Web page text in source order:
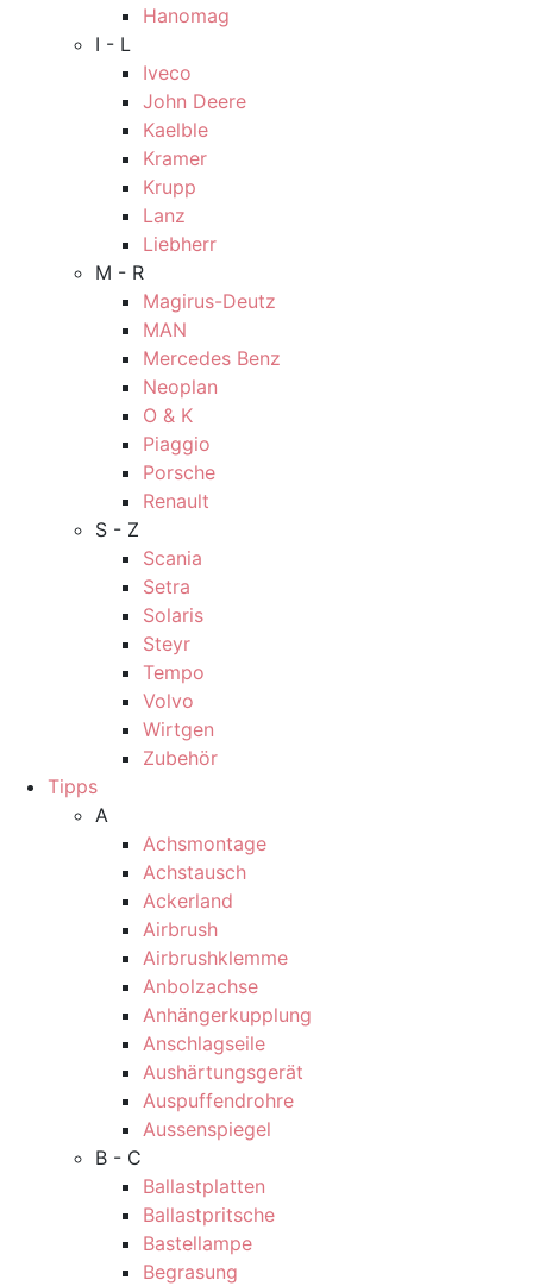
Hanomag
I - L
Iveco
John Deere
Kaelble
Kramer
Krupp
Lanz
Liebherr
M - R
Magirus-Deutz
MAN
Mercedes Benz
Neoplan
O & K
Piaggio
Porsche
Renault
S - Z
Scania
Setra
Solaris
Steyr
Tempo
Volvo
Wirtgen
Zubehör
Tipps
A
Achsmontage
Achstausch
Ackerland
Airbrush
Airbrushklemme
Anbolzachse
Anhängerkupplung
Anschlagseile
Aushärtungsgerät
Auspuffendrohre
Aussenspiegel
B - C
Ballastplatten
Ballastpritsche
Bastellampe
Begrasung